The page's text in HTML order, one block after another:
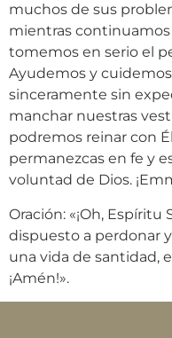
muchos de sus
mientras
tomemos en serio el
Ayudemos y
sinceramente sin
manchar nuestras
podremos reinar con
permanezcas en fe y
voluntad de Dios.
Oración: «¡Oh,
dispuesto a perdonar
una vida de santidad,
¡Amén!».